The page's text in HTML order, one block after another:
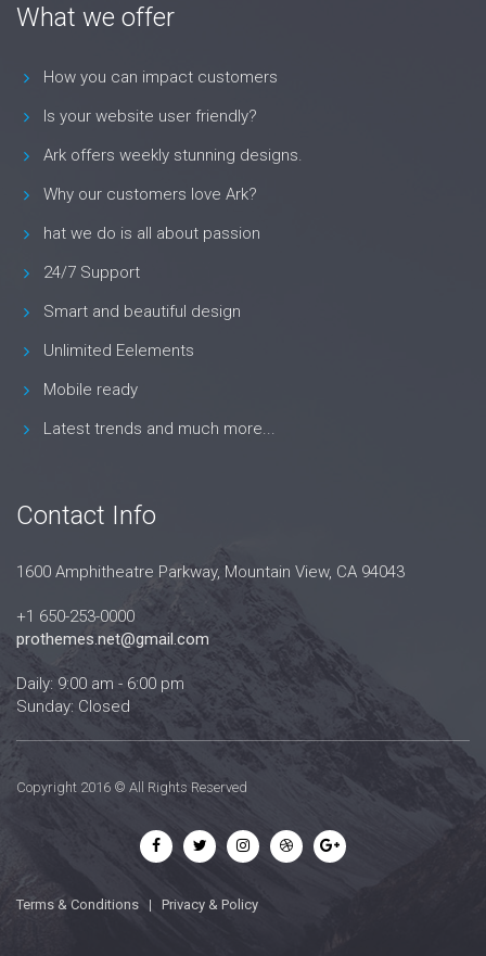
What we offer
How you can impact customers
Is your website user friendly?
Ark offers weekly stunning designs.
Why our customers love Ark?
hat we do is all about passion
24/7 Support
Smart and beautiful design
Unlimited Eelements
Mobile ready
Latest trends and much more...
Contact Info
1600 Amphitheatre Parkway, Mountain View, CA 94043
+1 650-253-0000
prothemes.net@gmail.com
Daily: 9:00 am - 6:00 pm
Sunday: Closed
Copyright 2016 © All Rights Reserved
Terms & Conditions | Privacy & Policy